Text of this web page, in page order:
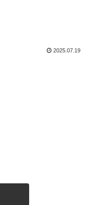
2025.07.19